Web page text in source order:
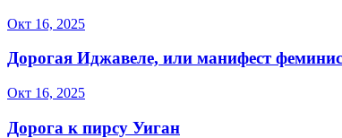
Окт 16, 2025
Дорогая Иджавеле, или манифест
Окт 16, 2025
Дорога к пирсу Уиган